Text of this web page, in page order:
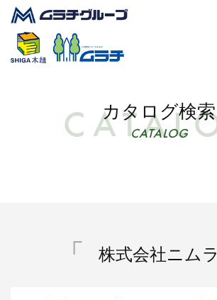
カタログ検索
CATALOG
株式会社ニムラ